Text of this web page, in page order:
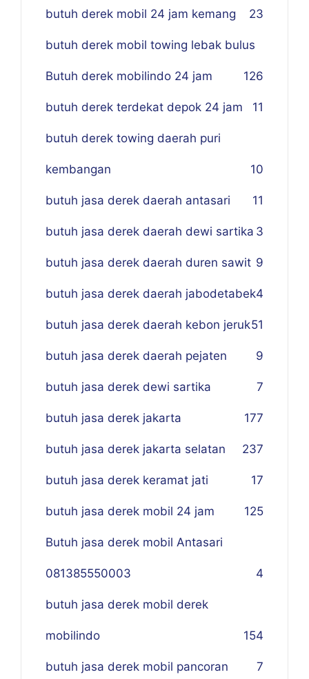
butuh derek mobil 24 jam kemang 23
butuh derek mobil towing lebak bulus
26
Butuh derek mobilindo 24 jam 1
butuh derek terdekat depok 24 jam 11
butuh derek towing daerah puri
kembangan 10
butuh jasa derek daerah antasari 11
butuh jasa derek daerah dewi sartika 3
butuh jasa derek daerah duren sawit 9
butuh jasa derek daerah jabodetabek4
butuh jasa derek daerah kebon jeruk51
butuh jasa derek daerah pejaten 9
butuh jasa derek dewi sartika 7
butuh jasa derek jakarta 177
butuh jasa derek jakarta selatan 237
butuh jasa derek keramat jati 17
butuh jasa derek mobil 24 jam 125
Butuh jasa derek mobil Antasari
081385550003 4
butuh jasa derek mobil derek
mobilindo 154
butuh jasa derek mobil pancoran 7